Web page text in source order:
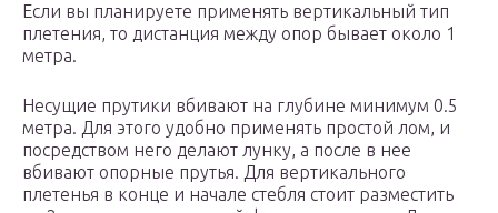
Если вы планируете применять вертикальный тип
плетения, то дистанция между опор бывает около 1
метра.
Несущие прутики вбивают на глубине минимум 0.5
метра. Для этого удобно применять простой лом, и
посредством него делают лунку, а после в нее
вбивают опорные прутья. Для вертикального
плетенья в конце и начале стебля стоит разместить